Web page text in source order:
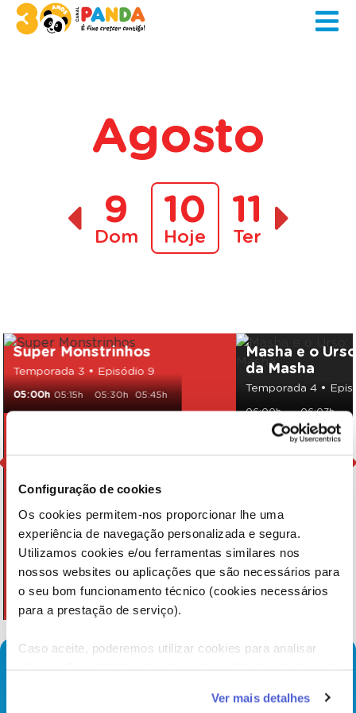
Configuração de cookies
Os cookies permitem-nos proporcionar lhe uma
experiência de navegação personalizada e segura.
Utilizamos cookies e/ou ferramentas similares nos
nossos websites ou aplicações que são necessários para
o seu bom funcionamento técnico (cookies necessários
para a prestação de serviço).
Caso aceite, poderemos utilizar cookies para analisar
funcionalidades (cookies de personalização e
Ver mais detalhes
Agosto
9
Dom
10
Hoje
11
Ter
Super Monstrinhos
Temporada 3 • Episódio 9
05:00h 05:15h 05:30h 05:45h
Masha e o
da Masha
Temporada 4 •
06:00h 06:07h